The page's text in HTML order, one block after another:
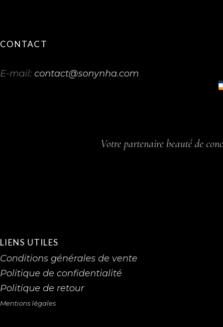
CONTACT
E-mail: contact@sonynha.com
Votre partenaire beauté de
LIENS UTILES
Conditions générales de vente
Politique de confidentialité
Politique de retour
Mentions légales